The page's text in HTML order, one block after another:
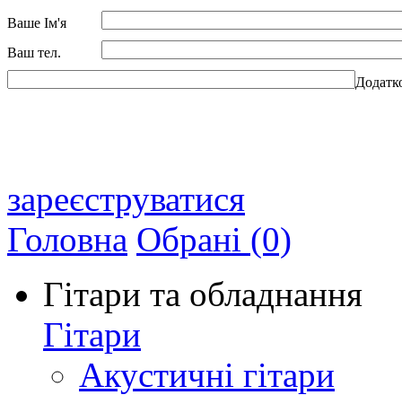
Ваше Ім'я
Ваш тел.
зареєструватися
Головна Обрані (0)
Гітари та обладнання
Гітари
Акустичні гітари